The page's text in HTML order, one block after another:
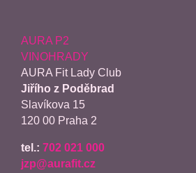
AURA P2
VINOHRADY
AURA Fit Lady Club
Jiřího z Poděbrad
Slavíkova 15
120 00 Praha 2
tel.: 702 021 000
jzp@aurafit.cz